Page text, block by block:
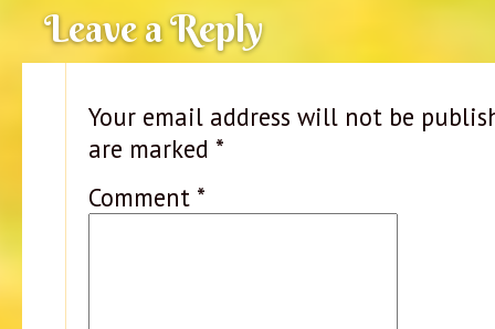
Leave a Reply
Your email address will not be
are marked *
Comment *